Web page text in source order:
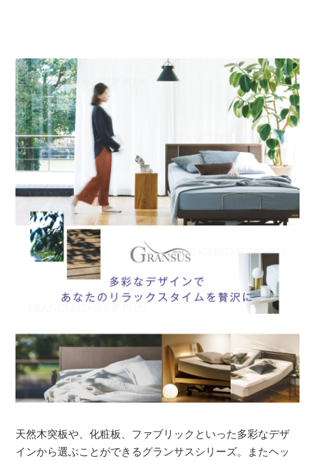
天然木突板や、化粧板、ファブリックといった多彩なデザ
インから選ぶことができるグランサスシリーズ。またヘッ